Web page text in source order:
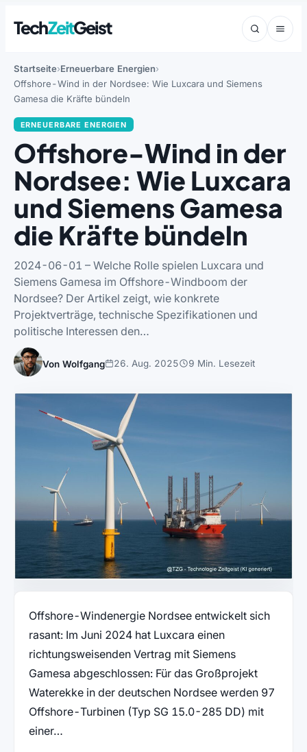
TechZeitGeist
Startseite Erneuerbare Energien
Offshore-Wind in der Nordsee: Wie Luxcara und Siemens
Gamesa die Kräfte bündeln
ERNEUERBARE ENERGIEN
Offshore-Wind in der
Nordsee: Wie Luxcara
und Siemens Gamesa
die Kräfte bündeln
2024-06-01 – Welche Rolle spielen Luxcara und
Siemens Gamesa im Offshore-Windboom der
Nordsee? Der Artikel zeigt, wie konkrete
Projektverträge, technische Spezifikationen und
politische Interessen den…
Von Wolfgang 26. Aug. 2025 9 Min. Lesezeit
Offshore-Windenergie Nordsee entwickelt sich
rasant: Im Juni 2024 hat Luxcara einen
richtungsweisenden Vertrag mit Siemens
Gamesa abgeschlossen: Für das Großprojekt
Waterekke in der deutschen Nordsee werden 97
Offshore-Turbinen (Typ SG 15.0-285 DD) mit
einer…